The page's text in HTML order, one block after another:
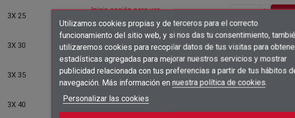
Añadir a la lista de deseos×
add_circle_outline
Crear lista de deseos ×
Nombre de la lista de deseos
Crear lista de deseos
Iniciar sesión ×
Debe iniciar sesión para guardar productos en su lista de deseos.
Utilizamos cookies propias y de terceros para el correcto
funcionamiento del sitio web, y si nos das tu consentimiento,
utilizaremos cookies para recopilar datos de tus visitas para
estadísticas agregadas para mejorar nuestros servicios y mostrar
publicidad relacionada con tus preferencias a partir de tus hábitos
navegación. Más información en nuestra política de cookies.
Personalizar las cookies
3X 25
Inicia sesión para ver
precios
3X 30
Inicia sesión para ver
precios
500 unidad ud shopping_cart
3X 35
Inicia sesión para ver
precios
500 unidad ud shopping_cart
3X 40
Inicia sesión para ver
precios